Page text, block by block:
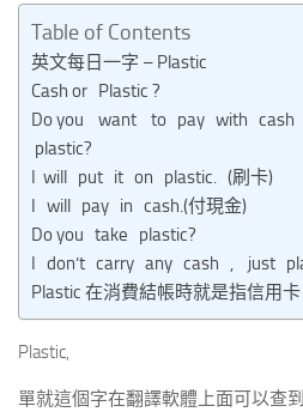
Table of Contents
英文每日一字 – Plastic
Cash or Plastic ?
Do you want to pay with cash
plastic?
I will put it on plastic. (刷卡)
I will pay in cash.(付現金)
Do you take plastic?
I don’t carry any cash , just
Plastic 在消費結帳時就是指信用卡
Plastic,
單就這個字在翻譯軟體上面可以查到